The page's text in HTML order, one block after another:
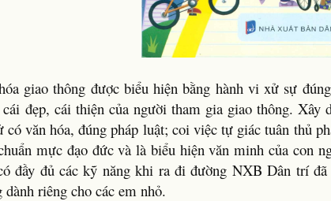
giao thông được biểu hiện bằng hành vi xử sự
đẹp, cái thiện của người tham gia giao thông. Xây
có văn hóa, đúng pháp luật; coi việc tự giác tuân thủ
mực đạo đức và là biểu hiện văn minh của con
đầy đủ các kỹ năng khi ra đi đường NXB Dân trí
dành riêng cho các em nhỏ.